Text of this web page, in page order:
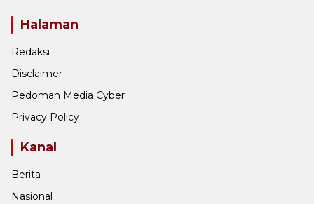
Halaman
Redaksi
Disclaimer
Pedoman Media Cyber
Privacy Policy
Kanal
Berita
Nasional